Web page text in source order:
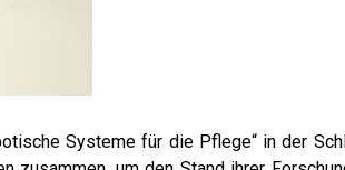
Systeme für die Pflege“ in der